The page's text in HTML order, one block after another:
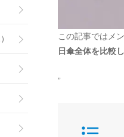
この記事ではメ
日傘全体を比較
”